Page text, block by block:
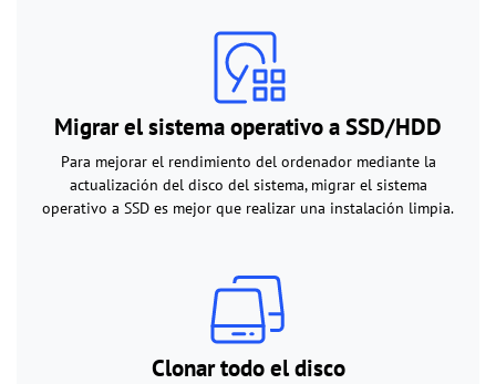
Migrar el sistema operativo a SSD/HDD
Para mejorar el rendimiento del ordenador mediante la
actualización del disco del sistema, migrar el sistema
operativo a SSD es mejor que realizar una instalación limpia.
Clonar todo el disco